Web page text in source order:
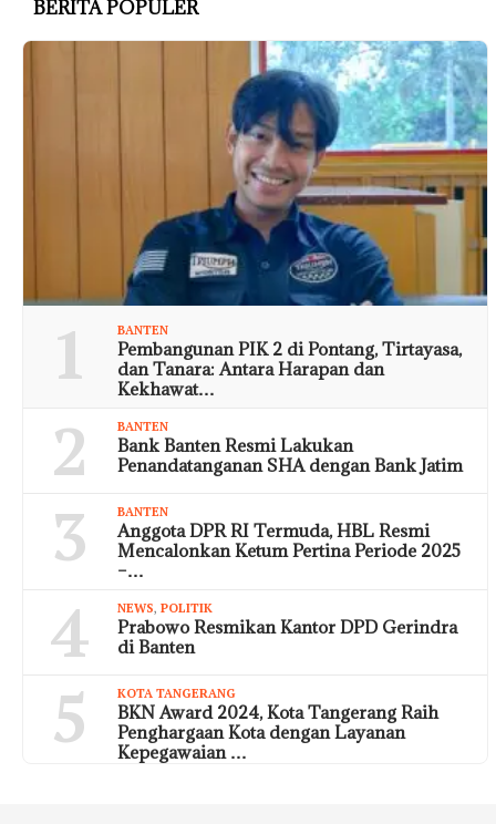
BERITA POPULER
1 BANTEN
Pembangunan PIK 2 di Pontang, Tirtayasa,
dan Tanara: Antara Harapan dan
Kekhawat…
2 BANTEN
Bank Banten Resmi Lakukan
Penandatanganan SHA dengan Bank Jatim
3 BANTEN
Anggota DPR RI Termuda, HBL Resmi
Mencalonkan Ketum Pertina Periode 2025
–…
4 NEWS, POLITIK
Prabowo Resmikan Kantor DPD Gerindra
di Banten
5 KOTA TANGERANG
BKN Award 2024, Kota Tangerang Raih
Penghargaan Kota dengan Layanan
Kepegawaian …